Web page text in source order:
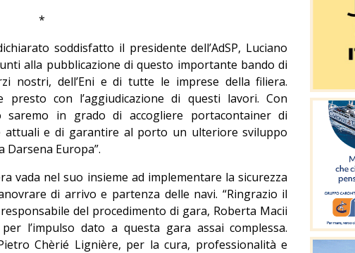
*
soddisfatto il presidente dell’AdSP, Luciano
alla pubblicazione di questo importante bando di
nostri, dell’Eni e di tutte le imprese della filiera.
con l’aggiudicazione di questi lavori. Con
saremo in grado di accogliere portacontainer di
attuali e di garantire al porto un ulteriore sviluppo
Darsena Europa”.
vada nel suo insieme ad implementare la sicurezza
di arrivo e partenza delle navi. “Ringrazio il
del procedimento di gara, Roberta Macii
l’impulso dato a questa gara assai complessa.
Chèrié Lignière, per la cura, professionalità e